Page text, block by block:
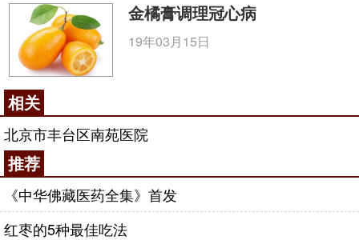
金橘膏调理冠心病
19年03月15日
相关
北京市丰台区南苑医院
推荐
《中华佛藏医药全集》首发
红枣的5种最佳吃法